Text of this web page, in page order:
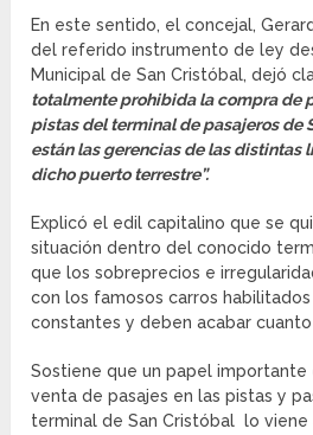
En este sentido, el concejal,
del referido instrumento de ley
Municipal de San Cristóbal, dejó
totalmente prohibida la compra de
pistas del terminal de pasajeros de
están las gerencias de las distintas
dicho puerto terrestre”.
Explicó el edil capitalino que se
situación dentro del conocido
que los sobreprecios e
con los famosos carros
constantes y deben acabar
Sostiene que un papel
venta de pasajes en las pistas y
terminal de San Cristóbal lo viene